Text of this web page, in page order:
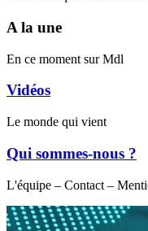
A la une
En ce moment sur Mdl
Vidéos
Le monde qui vient
Qui sommes-nous ?
L'équipe – Contact –